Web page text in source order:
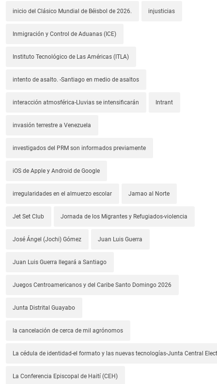
inicio del Clásico Mundial de Béisbol de 2026. injusticias
Inmigración y Control de Aduanas (ICE)
Instituto Tecnológico de Las Américas (ITLA)
intento de asalto. -Santiago en medio de asaltos
interacción atmosférica-Lluvias se intensificarán Intrant
invasión terrestre a Venezuela
investigados del PRM son informados previamente
iOS de Apple y Android de Google
irregularidades en el almuerzo escolar Jamao al Norte
Jet Set Club Jornada de los Migrantes y Refugiados-violencia
José Ángel (Jochi) Gómez Juan Luis Guerra
Juan Luis Guerra llegará a Santiago
Juegos Centroamericanos y del Caribe Santo Domingo 2026
Junta Distrital Guayabo
la cancelación de cerca de mil agrónomos
La cédula de identidad-el formato y las nuevas tecnologías-Junta Central
La Conferencia Episcopal de Haití (CEH)